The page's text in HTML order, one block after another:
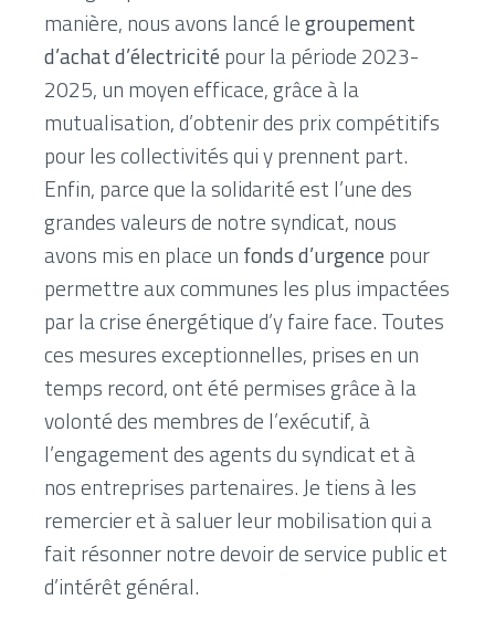
manière, nous avons lancé legroupement
d’achat d’électricitépour la période 2023-
2025, un moyen efficace, grâce à la
mutualisation, d’obtenir des prix compétitifs
pour les collectivités qui y prennent part.
Enfin, parce que la solidarité est l’une des
grandes valeurs de notre syndicat, nous
avons mis en place un fonds d’urgencepour
permettre aux communes les plus impactées
par la crise énergétique d’y faire face. Toutes
ces mesures exceptionnelles, prises en un
temps record, ont été permises grâce à la
volonté des membres de l’exécutif, à
l’engagement des agents du syndicat et à
nos entreprises partenaires. Je tiens à les
remercier et à saluer leur mobilisation qui a
fait résonner notre devoir de service public et
d’intérêt général.